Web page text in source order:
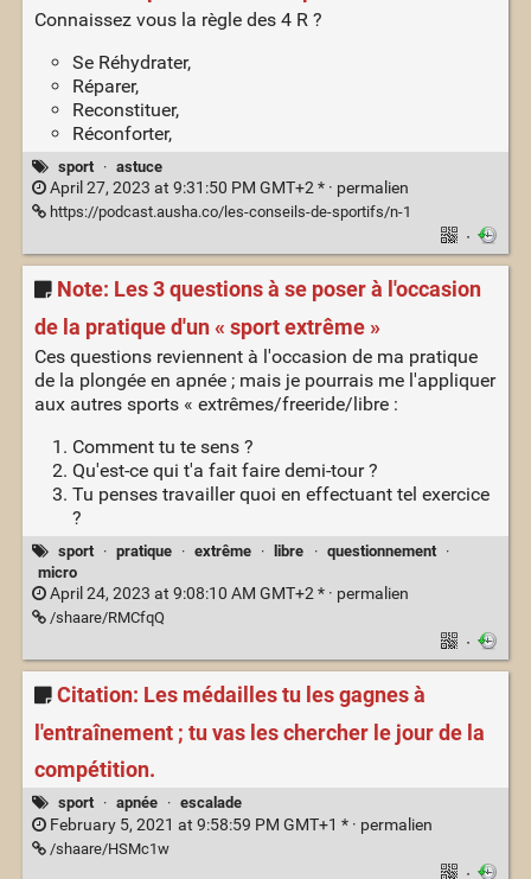
Connaissez vous la règle des 4 R ?
Se Réhydrater,
Réparer,
Reconstituer,
Réconforter,
sport · astuce
April 27, 2023 at 9:31:50 PM GMT+2 * · permalien
https://podcast.ausha.co/les-conseils-de-sportifs/n-1
·
Note: Les 3 questions à se poser à l'occasion
de la pratique d'un « sport extrême »
Ces questions reviennent à l'occasion de ma pratique
de la plongée en apnée ; mais je pourrais me l'appliquer
aux autres sports « extrêmes/freeride/libre :
Comment tu te sens ?
Qu'est-ce qui t'a fait faire demi-tour ?
Tu penses travailler quoi en effectuant tel exercice
?
sport · pratique · extrême · libre · questionnement
·
micro
April 24, 2023 at 9:08:10 AM GMT+2 * · permalien
/shaare/RMCfqQ
·
Citation: Les médailles tu les gagnes à
l'entraînement ; tu vas les chercher le jour de la
compétition.
sport · apnée · escalade
February 5, 2021 at 9:58:59 PM GMT+1 * · permalien
/shaare/HSMc1w
·